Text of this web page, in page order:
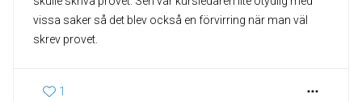
vissa saker så det blev också en förvirring när man väl
skrev provet.
1